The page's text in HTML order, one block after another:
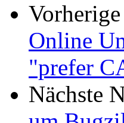
Online
"prefer
Nächste